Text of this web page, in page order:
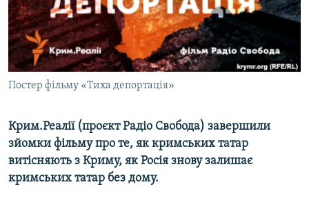
ВІДЕОУРОКИ «ELIFBE»
СВІДЧЕННЯ ОКУПАЦІЇ
УКРАЇНСЬКА ПРОБЛЕМА КРИМУ
ІНФОГРАФІКА
Русский
Qırımtatar
ДОЛУЧАЙСЯ!
Усі сайти RFE/RL
Постер фільму «Тиха депортація»
Крим.Реалії (проєкт Радіо Свобода) завершили
зйомки фільму про те, як кримських татар
витісняють з Криму, як Росія знову залишає
кримських татар без дому.